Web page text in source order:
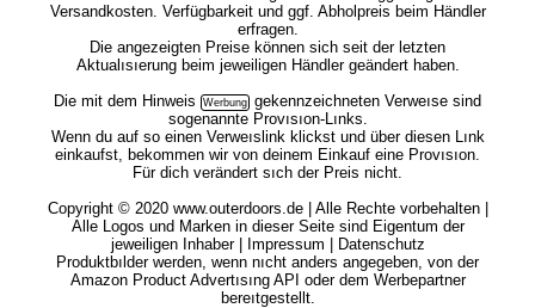
Versandkosten. Verfügbarkeit und ggf. Abholpreis beim Händler
erfragen.
Die angezeigten Preise können sich seit der letzten
Aktualısıerung beim jeweiligen Händler geändert haben.
Die mit dem Hinweis
gekennzeichneten Verweıse sind
sogenannte Provısıon-Lınks.
Wenn du auf so einen Verweıslink klickst und über diesen Lınk
einkaufst, bekommen wir von deinem Einkauf eine Provısıon.
Für dich verändert sıch der Preis nicht.
Copyright © 2020 www.outerdoors.de | Alle Rechte vorbehalten |
Alle Logos und Marken in dieser Seite sind Eigentum der
jeweiligen Inhaber |
Impressum
Datenschutz
Produktbılder werden, wenn nıcht anders angegeben, von der
Amazon Product Advertısıng API oder dem Werbepartner
bereıtgestellt.